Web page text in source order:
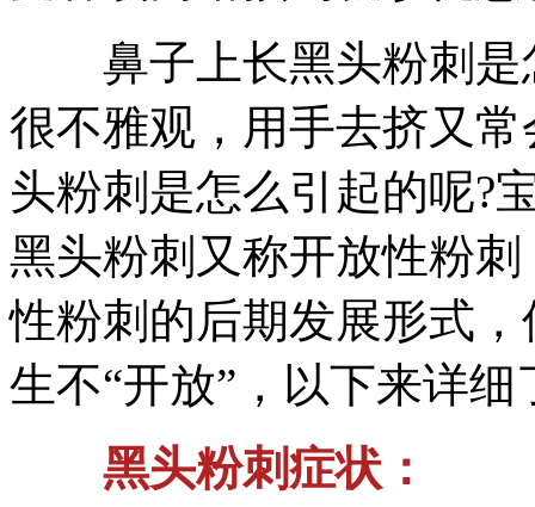
鼻子上长黑头粉刺是
很不雅观，用手去挤又
头粉刺是怎么引起的呢?
黑头粉刺又称开放性粉
性粉刺的后期发展形式
生不“开放”，以下来详细
黑头粉刺症状：